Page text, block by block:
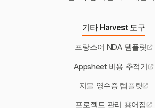
기타 Harvest 도구
프랑스어 NDA 템플릿
Appsheet 비용 추적기
지불 영수증 템플릿
프로젝트 관리 용어집